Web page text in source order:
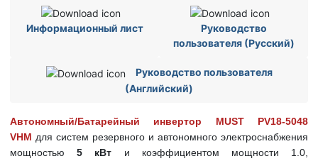
Информационный лист
Руководство
пользователя (Русский)
Руководство пользователя
(Английский)
Автономный/Батарейный инвертор MUST PV18-5048
VHM для систем резервного и автономного электроснабжения
мощностью5 кВт и коэффициентом мощности 1.0,